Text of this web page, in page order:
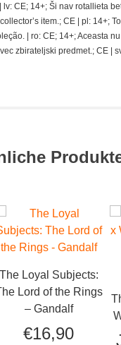
CE; 14+; Ši nav rotallieta
item.; CE | pl: 14+;
| ro: CE; 14+; Aceasta
zbirateljski predmet.; CE |
The Loyal Subjects:
Lord of the Rings
– Gandalf
€16,90